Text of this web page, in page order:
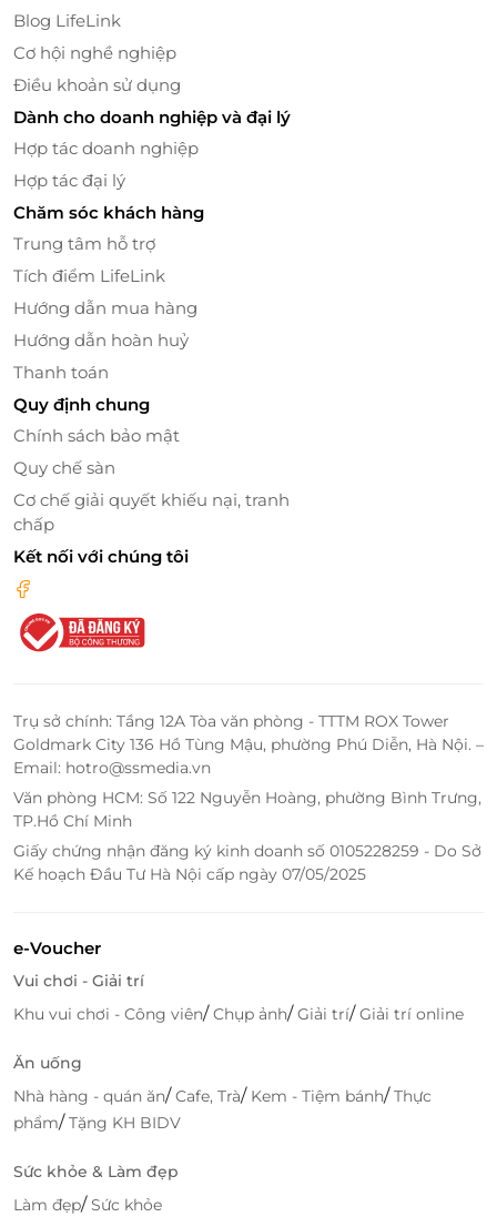
Không thể bỏ lỡ quầy carving và các món
nóng đặc sắc
Quầy carving phục vụ các món được chế biến trực
tiếp như thịt bò nướng, gà quay, cá nướng nguyên
con và các món thịt sốt đặc biệt. Bên cạnh đó là thực
đơn món nóng phong phú với các món Á – Âu được
thay đổi thường xuyên, từ vịt quay da giòn, cá hấp
kiểu Á, mì Ý, cơm chiên đến các món hải sản chiên và
nhiều lựa chọn hấp dẫn khác, đáp ứng đa dạng khẩu
vị của thực khách.
Blog LifeLink
Cơ hội nghề nghiệp
Điều khoản sử dụng
Dành cho doanh nghiệp và đại lý
Hợp tác doanh nghiệp
Hợp tác đại lý
Chăm sóc khách hàng
Trung tâm hỗ trợ
Tích điểm LifeLink
Hướng dẫn mua hàng
Hướng dẫn hoàn huỷ
Thanh toán
Quy định chung
Chính sách bảo mật
Quy chế sàn
Cơ chế giải quyết khiếu nại, tranh
chấp
Kết nối với chúng tôi
Trụ sở chính: Tầng 12A Tòa văn phòng - TTTM ROX Tower
Goldmark City 136 Hồ Tùng Mậu, phường Phú Diễn, Hà Nội. –
Email: hotro@ssmedia.vn
Văn phòng HCM: Số 122 Nguyễn Hoàng, phường Bình Trưng,
TP.Hồ Chí Minh
Giấy chứng nhận đăng ký kinh doanh số 0105228259 - Do Sở
Kế hoạch Đầu Tư Hà Nội cấp ngày 07/05/2025
e-Voucher
Vui chơi - Giải trí
Khu vui chơi - Công viên/Chụp ảnh/Giải trí/Giải trí online
Ăn uống
Nhà hàng - quán ăn/Cafe, Trà/ Kem - Tiệm bánh/Thực
phẩm/Tặng KH BIDV
Sức khỏe & Làm đẹp
Làm đẹp/Sức khỏe